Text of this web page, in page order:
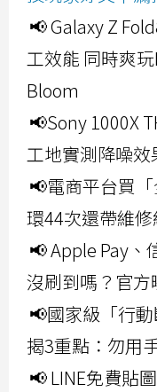
📢 Galaxy Z
工效能 同時爽
Bloom
📢Sony 1000X
工地實測降噪
📢電商平台買
環44次還帶維
📢 Apple Pay、
沒刷到嗎？官
📢國家級「行
揭3重點：勿用
📢 LINE免費貼